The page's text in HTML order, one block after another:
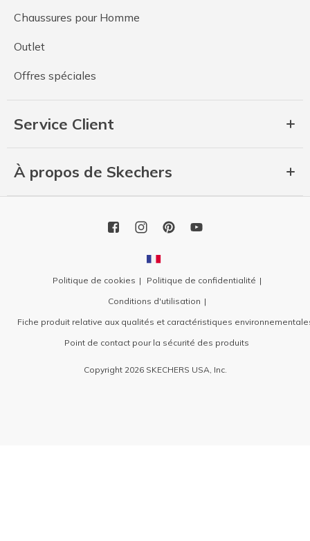
Chaussures pour Homme
Outlet
Offres spéciales
Service Client
À propos de Skechers
Politique de cookies
Politique de confidentialité
Conditions d'utilisation
Fiche produit relative aux qualités et caractéristiques
Point de contact pour la sécurité des produits
Copyright 2026 SKECHERS USA, Inc.